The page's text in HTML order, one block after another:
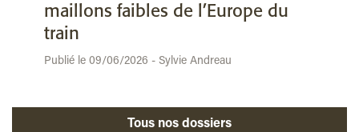
maillons faibles de l’Europe du
train
Publié le 09/06/2026 - Sylvie Andreau
Tous nos dossiers